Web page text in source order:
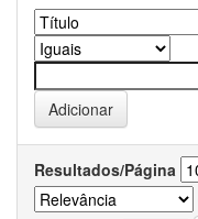
Resultados/Página